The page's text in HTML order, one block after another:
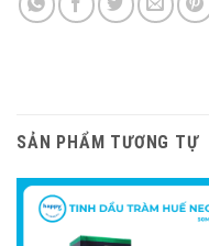
SẢN PHẨM TƯƠNG TỰ